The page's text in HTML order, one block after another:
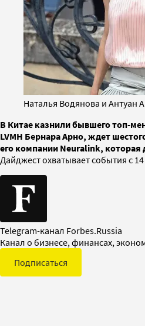
Наталья Водянова и Антуан
В Китае казнили бывшего топ-
LVMH Бернара Арно, ждет
его компании Neuralink,
Дайджест охватывает события с
Telegram-канал Forbes.Russia
Канал о бизнесе, финансах,
Подписаться